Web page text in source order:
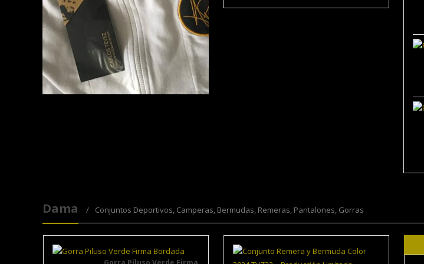
Dama Conjuntos Deportivos, Camperas, Bermudas, Remeras, Pantalones, Gorras